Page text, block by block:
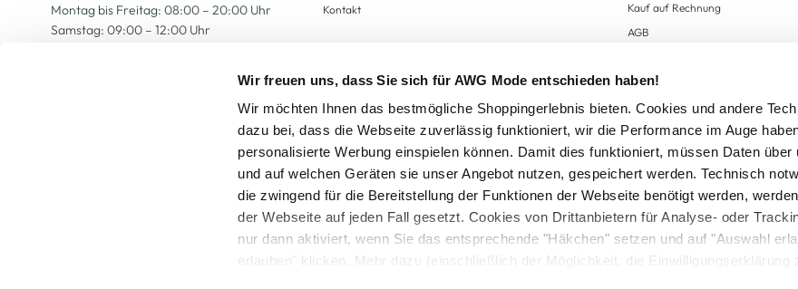
Wir freuen uns, dass Sie sich für AWG Mode entschieden haben!
Wir möchten Ihnen das bestmögliche Shoppingerlebnis bieten. Cookies und andere
dazu bei, dass die Webseite zuverlässig funktioniert, wir die Performance im Auge
personalisierte Werbung einspielen können. Damit dies funktioniert, müssen Daten über
und auf welchen Geräten sie unser Angebot nutzen, gespeichert werden. Technisch
die zwingend für die Bereitstellung der Funktionen der Webseite benötigt werden,
der Webseite auf jeden Fall gesetzt. Cookies von Drittanbietern für Analyse- oder
nur dann aktiviert, wenn Sie das entsprechende "Häkchen" setzen und auf "Auswahl
erlauben" klicken. Mehr dazu (einschließlich der Möglichkeit, die Einwilligungserklärung
Montag bis Freitag: 08:00 – 20:00 Uhr
Samstag: 09:00 – 12:00 Uhr
Kontakt
Kauf auf Rechnung
AGB
Zahlungsarten
Datenschutz
AWG CARD
Alle Preise inkl. gesetzl. Mehrwertsteuer zzgl.